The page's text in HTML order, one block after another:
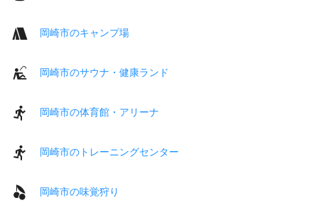
岡崎市のキャンプ場
岡崎市のサウナ・健康ランド
岡崎市の体育館・アリーナ
岡崎市のトレーニングセンター
岡崎市の味覚狩り